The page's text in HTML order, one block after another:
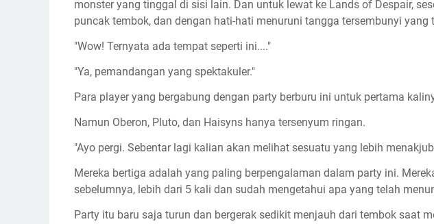
monster yang tinggal di sisi lain. Dan untuk lewat ke Lands of Despair,
puncak tembok, dan dengan hati-hati menuruni tangga tersembunyi yang
"Wow! Ternyata ada tempat seperti ini...."
"Ya, pemandangan yang spektakuler."
Para player yang bergabung dengan party berburu ini untuk pertama
Namun Oberon, Pluto, dan Haisyns hanya tersenyum ringan.
"Ayo pergi. Sebentar lagi kalian akan melihat sesuatu yang lebih
Mereka bertiga adalah yang paling berpengalaman dalam party ini.
sebelumnya, lebih dari 5 kali dan sudah mengetahui apa yang telah
Party itu baru saja turun dan bergerak sedikit menjauh dari tembok saat